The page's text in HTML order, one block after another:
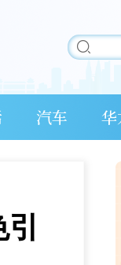
汽车